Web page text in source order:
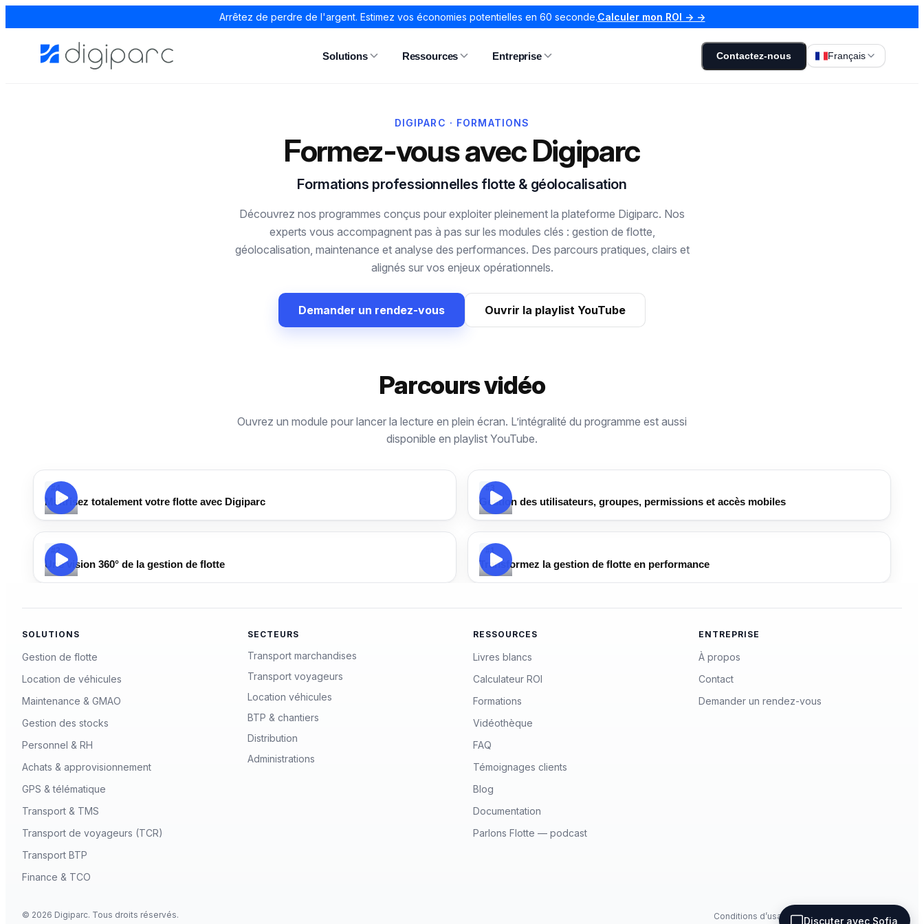
Arrêtez de perdre de l'argent. Estimez vos économies potentielles en 60 seconde.Calculer mon ROI → →
Solutions Ressources Entreprise Contactez-nous Français
DIGIPARC · FORMATIONS
Formez-vous avec Digiparc
Formations professionnelles flotte & géolocalisation
Découvrez nos programmes conçus pour exploiter pleinement la plateforme Digiparc. Nos
experts vous accompagnent pas à pas sur les modules clés : gestion de flotte,
géolocalisation, maintenance et analyse des performances. Des parcours pratiques, clairs et
alignés sur vos enjeux opérationnels.
Demander un rendez-vous Ouvrir la playlist YouTube
Parcours vidéo
Ouvrez un module pour lancer la lecture en plein écran. L’intégralité du programme est aussi
disponible en playlist YouTube.
#4
Maîtrisez totalement votre flotte avec Digiparc
#3
Gestion des utilisateurs, groupes, permissions et accès mobiles
#2
Une vision 360° de la gestion de flotte
#1
Transformez la gestion de flotte en performance
SOLUTIONS
Gestion de flotte
Location de véhicules
Maintenance & GMAO
Gestion des stocks
Personnel & RH
Achats & approvisionnement
GPS & télématique
Transport & TMS
Transport de voyageurs (TCR)
Transport BTP
Finance & TCO
SECTEURS
Transport marchandises
Transport voyageurs
Location véhicules
BTP & chantiers
Distribution
Administrations
RESSOURCES
Livres blancs
Calculateur ROI
Formations
Vidéothèque
FAQ
Témoignages clients
Blog
Documentation
Parlons Flotte — podcast
ENTREPRISE
À propos
Contact
Demander un rendez-vous
© 2026 Digiparc. Tous droits réservés. Conditions d’usagePolitique de confidentialité
Discuter avec Sofia